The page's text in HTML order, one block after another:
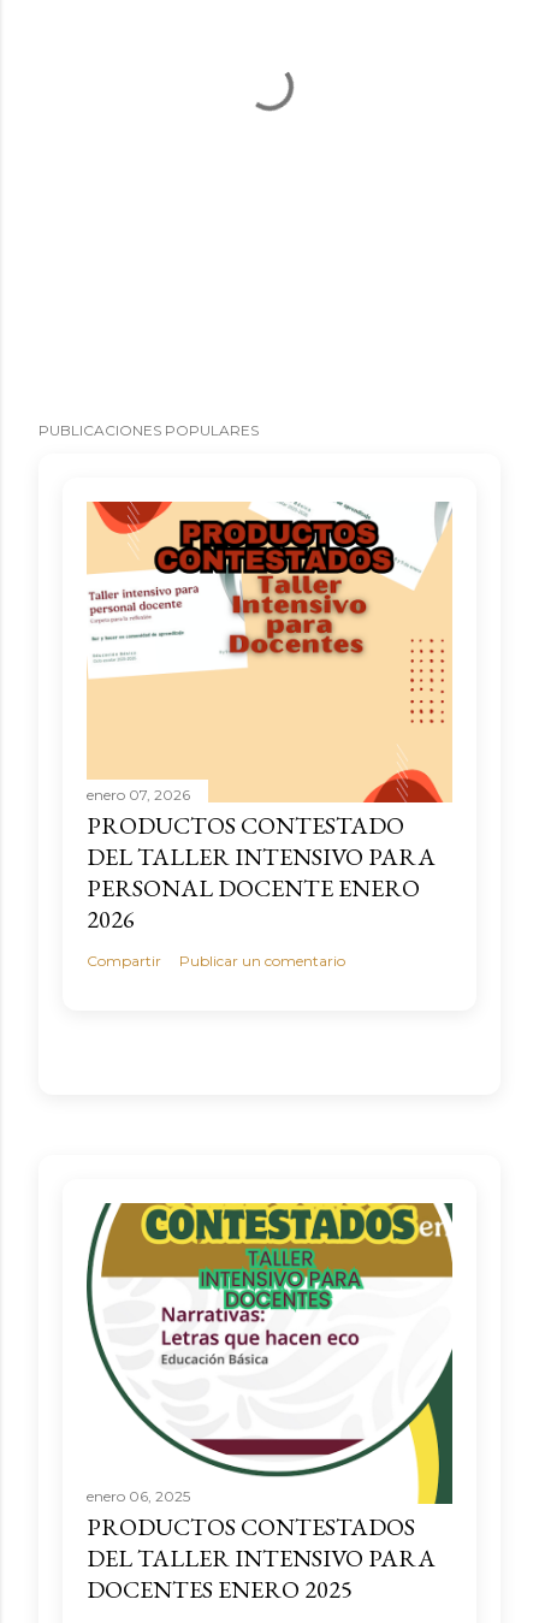
PUBLICACIONES POPULARES
enero 07, 2026
PRODUCTOS CONTESTADO
DEL TALLER INTENSIVO PARA
PERSONAL DOCENTE ENERO
2026
Compartir Publicar un comentario
enero 06, 2025
PRODUCTOS CONTESTADOS
DEL TALLER INTENSIVO PARA
DOCENTES ENERO 2025